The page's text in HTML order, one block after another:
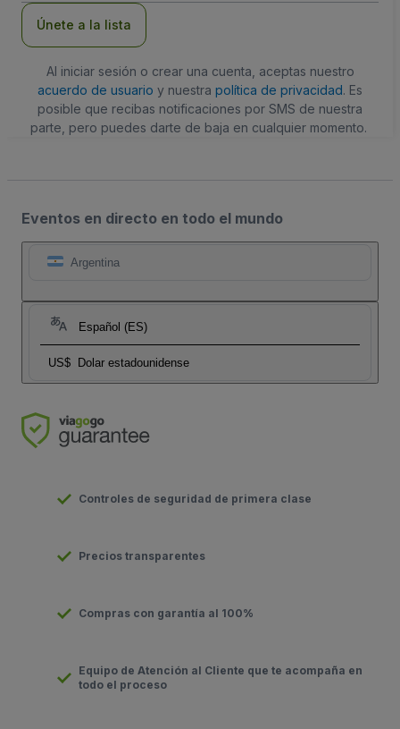
Únete a la lista
Al iniciar sesión o crear una cuenta, aceptas nuestro
acuerdo de usuario y nuestra política de privacidad. Es
posible que recibas notificaciones por SMS de nuestra
parte, pero puedes darte de baja en cualquier momento.
Eventos en directo en todo el mundo
Argentina
Español (ES)
US$ Dolar estadounidense
Controles de seguridad de primera clase
Precios transparentes
Compras con garantía al 100%
Equipo de Atención al Cliente que te acompaña en
todo el proceso